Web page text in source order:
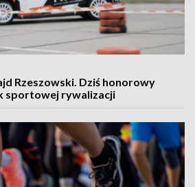
Rzeszowski. Dziś honorowy
sportowej rywalizacji